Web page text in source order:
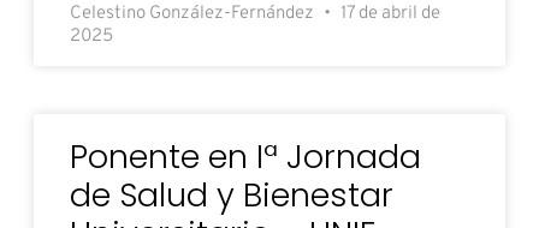
Celestino González-Fernández
17 de abril de
2025
Ponente en Iª Jornada
de Salud y Bienestar